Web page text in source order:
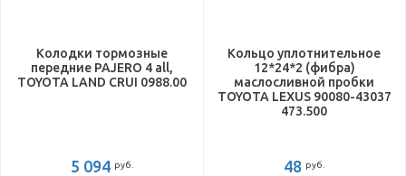
Колодки тормозные
передние PAJERO 4 all,
TOYOTA LAND CRUI 0988.00
5 094 руб.
Кольцо уплотнительное
12*24*2 (фибра)
маслосливной пробки
TOYOTA LEXUS 90080-43037
473.500
48 руб.